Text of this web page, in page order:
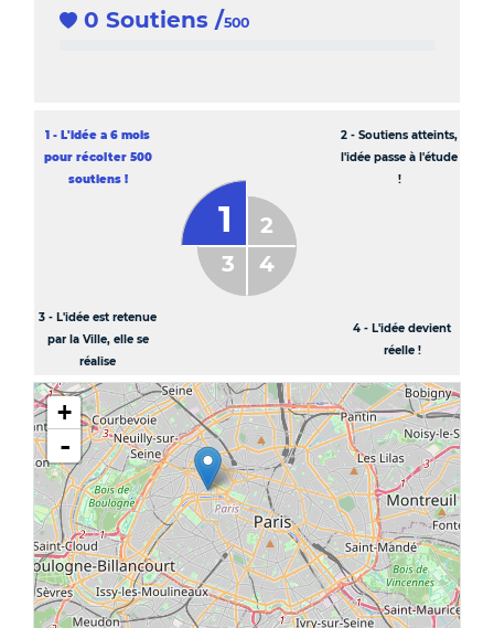
0 Soutiens /500
1 - L'idée a 6 mois
pour récolter 500
soutiens !
Etape en cours
2 - Soutiens atteints,
l'idée passe à l'étude
!
3 - L'idée est retenue
par la Ville, elle se
réalise
4 - L'idée devient
réelle !
+
-